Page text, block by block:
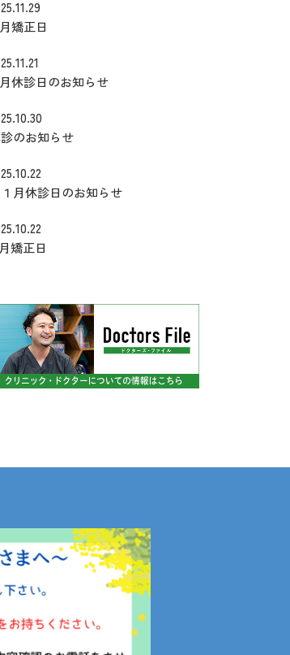
矯正日
休診日のお知らせ
のお知らせ
１月休診日のお知らせ
矯正日